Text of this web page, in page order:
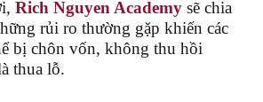
Rich Nguyen Academy sẽ chia
rủi ro thường gặp khiến các
bị chôn vốn, không thu hồi
thua lỗ.